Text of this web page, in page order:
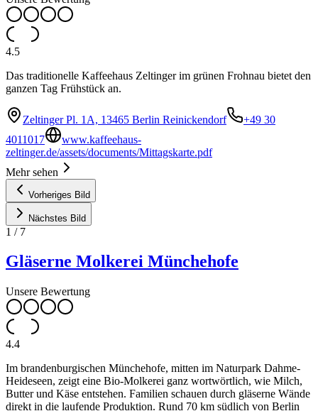
4.5
Das traditionelle Kaffeehaus Zeltinger im grünen Frohnau bietet den
ganzen Tag Frühstück an.
Zeltinger Pl. 1A, 13465 Berlin Reinickendorf
+49 30
4011017
www.kaffeehaus-
zeltinger.de/assets/documents/Mittagskarte.pdf
Mehr sehen
Vorheriges Bild
Nächstes Bild
1 / 7
Gläserne Molkerei Münchehofe
Unsere Bewertung
4.4
Im brandenburgischen Münchehofe, mitten im Naturpark Dahme-
Heideseen, zeigt eine Bio-Molkerei ganz wortwörtlich, wie Milch,
Butter und Käse entstehen. Familien schauen durch gläserne Wände
direkt in die laufende Produktion. Rund 70 km südlich von Berlin